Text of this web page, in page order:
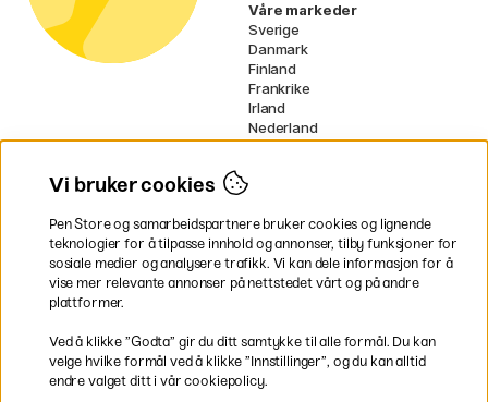
Våre markeder
Sverige
Danmark
Finland
Frankrike
Irland
Nederland
Tyskland
* Spesifikkefraktvilkårgjelder for
voluminøse varer.
Vi bruker cookies
Pen Store og samarbeidspartnere bruker cookies og lignende
teknologier for å tilpasse innhold og annonser, tilby funksjoner for
sosiale medier og analysere trafikk. Vi kan dele informasjon for å
vise mer relevante annonser på nettstedet vårt og på andre
plattformer.
Ved å klikke ”Godta” gir du ditt samtykke til alle formål. Du kan
velge hvilke formål ved å klikke ”Innstillinger”, og du kan alltid
endre valget ditt i vår cookiepolicy.